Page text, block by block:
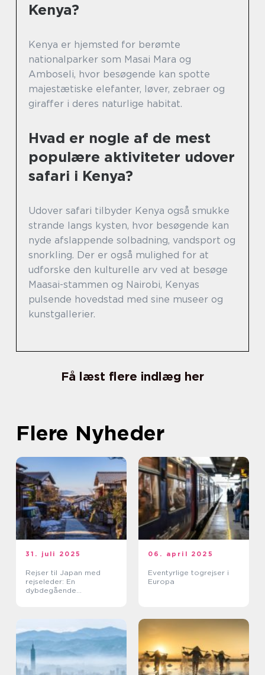
Kenya?
Kenya er hjemsted for berømte
nationalparker som Masai Mara og
Amboseli, hvor besøgende kan spotte
majestætiske elefanter, løver, zebraer og
giraffer i deres naturlige habitat.
Hvad er nogle af de mest
populære aktiviteter udover
safari i Kenya?
Udover safari tilbyder Kenya også smukke
strande langs kysten, hvor besøgende kan
nyde afslappende solbadning, vandsport og
snorkling. Der er også mulighed for at
udforske den kulturelle arv ved at besøge
Maasai-stammen og Nairobi, Kenyas
pulsende hovedstad med sine museer og
kunstgallerier.
Få læst flere indlæg her
Flere Nyheder
31. juli 2025
Rejser til Japan med
rejseleder: En
dybdegående
06. april 2025
Eventyrlige togrejser i
Europa